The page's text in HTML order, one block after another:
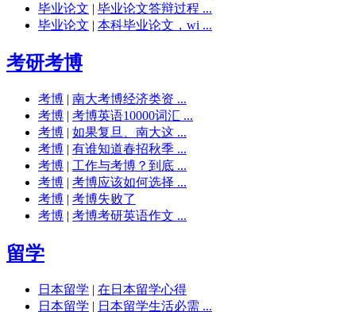
毕业论文 | 毕业论文答辩过程 ...
毕业论文 | 本科毕业论文，wi ...
考研考博
考博 | 南大考博经济类资 ...
考博 | 考博英语10000词汇 ...
考博 | 如果复旦、南大这 ...
考博 | 有谁知道春招秋季 ...
考博 | 工作与考博？到底 ...
考博 | 考博应该如何选择 ...
考博 | 考博失败了
考博 | 考博考研英语作文 ...
留学
日本留学 | 在日本留学心得
日本留学 | 日本留学生活必需 ...